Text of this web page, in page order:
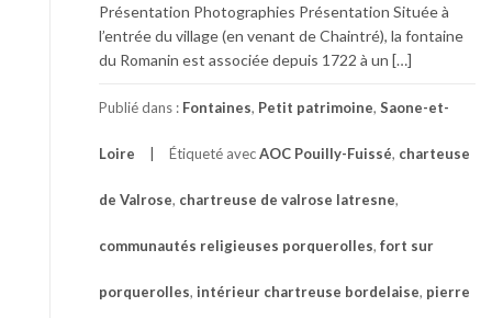
Présentation Photographies Présentation Située à
l’entrée du village (en venant de Chaintré), la fontaine
du Romanin est associée depuis 1722 à un […]
Publié dans : Fontaines, Petit patrimoine, Saone-et-
Loire Étiqueté avecAOC Pouilly-Fuissé, charteuse
de Valrose, chartreuse de valrose latresne,
communautés religieuses porquerolles, fort sur
porquerolles, intérieur chartreuse bordelaise, pierre